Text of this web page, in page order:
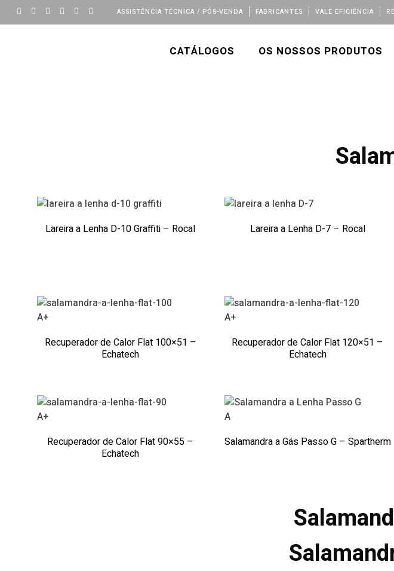
ASSISTÊNCIA TÉCNICA / PÓS-VENDA FABRICANTES VALE EFICIÊNCIA
CATÁLOGOS OS NOSSOS PRODUTOS
Lareira a Lenha D-10 Graffiti – Rocal Lareira a Lenha D-7 – Rocal
A+
Recuperador de Calor Flat 100×51 –
Echatech
A+
Recuperador de Calor Flat 120×51 –
Echatech
A+
Recuperador de Calor Flat 90×55 –
Echatech
A
Salamandra a Gás Passo G – Spartherm